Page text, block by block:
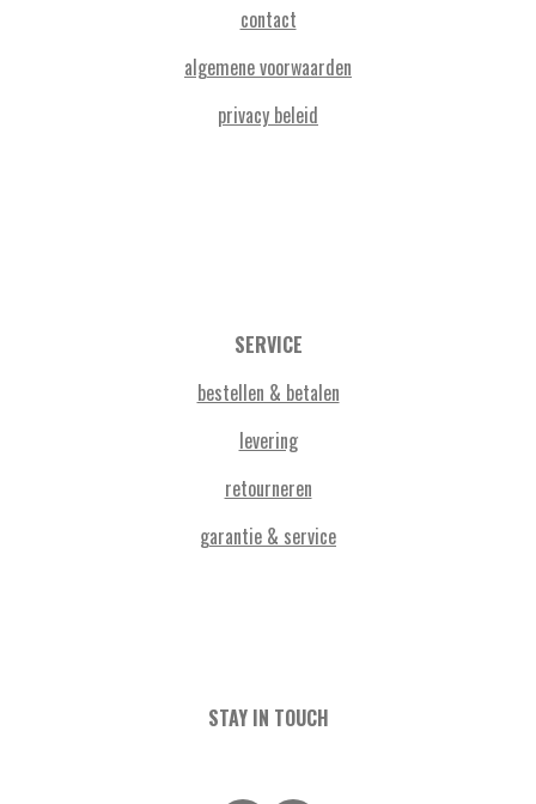
contact
algemene voorwaarden
privacy beleid
SERVICE
bestellen & betalen
levering
retourneren
garantie & service
STAY IN TOUCH